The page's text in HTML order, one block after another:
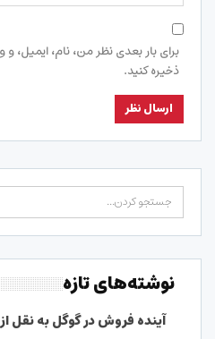
برای بار بعدی نظر من، نام، ایمیل،
ذخیره کنید.
نوشته‌های تازه
آینده فروش در گوگل به نقل